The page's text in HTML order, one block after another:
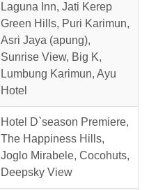
Laguna Inn, Jati Kerep
Green Hills, Puri Karimun,
Asri Jaya (apung),
Sunrise View, Big K,
Lumbung Karimun, Ayu
Hotel
Hotel D`season Premiere,
The Happiness Hills,
Joglo Mirabele, Cocohuts,
Deepsky View